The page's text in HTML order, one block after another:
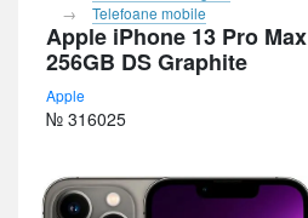
Telefoane mobile
Apple iPhone 13 Pro Max
256GB DS Graphite
Apple
№ 316025